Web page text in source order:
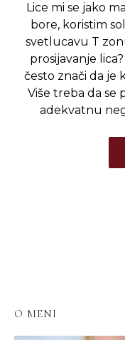
Lice mi se jako
bore, koristim
svetlucavu T
prosijavanje
često znači da je
Više treba da se
adekvatnu
O MENI